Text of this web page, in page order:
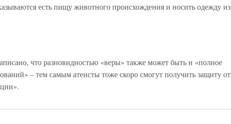
есть пищу животного происхождения и носить одежду из
что разновидностью «веры» также может быть и «полное
– тем самым атеисты тоже скоро смогут получить защиту от